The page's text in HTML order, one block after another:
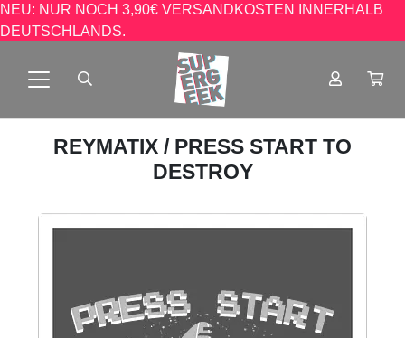
NEU: NUR NOCH 3,90€ VERSANDKOSTEN INNERHALB
DEUTSCHLANDS.
REYMATIX / PRESS START TO
DESTROY